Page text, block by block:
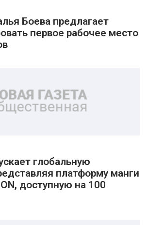
Боева предлагает
первое рабочее место
глобальную
платформу манги
доступную на 100